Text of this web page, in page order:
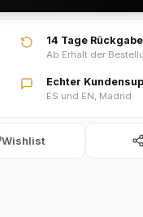
14 Tage Rückgabe
Ab Erhalt der
Echter
ES und EN, Madrid
Wishlist